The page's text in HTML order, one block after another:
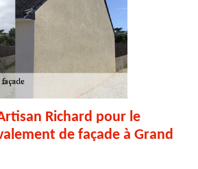
Richard pour le
de façade à Grand